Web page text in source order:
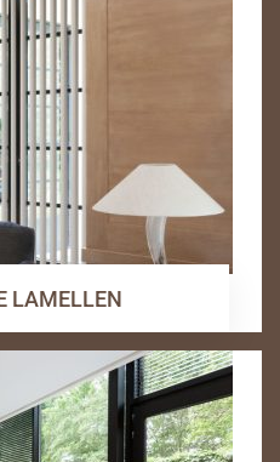
LAMELLEN